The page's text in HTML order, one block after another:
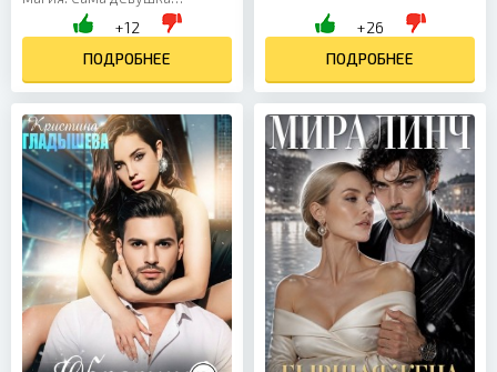
происходит из древнего
рода артефакторов, но ее
дар уже многие годы как...
+12
ПОДРОБНЕЕ
помещении повисает
тишина, а я сжимаюсь от
ужаса. Меня...
+26
ПОДРОБНЕЕ